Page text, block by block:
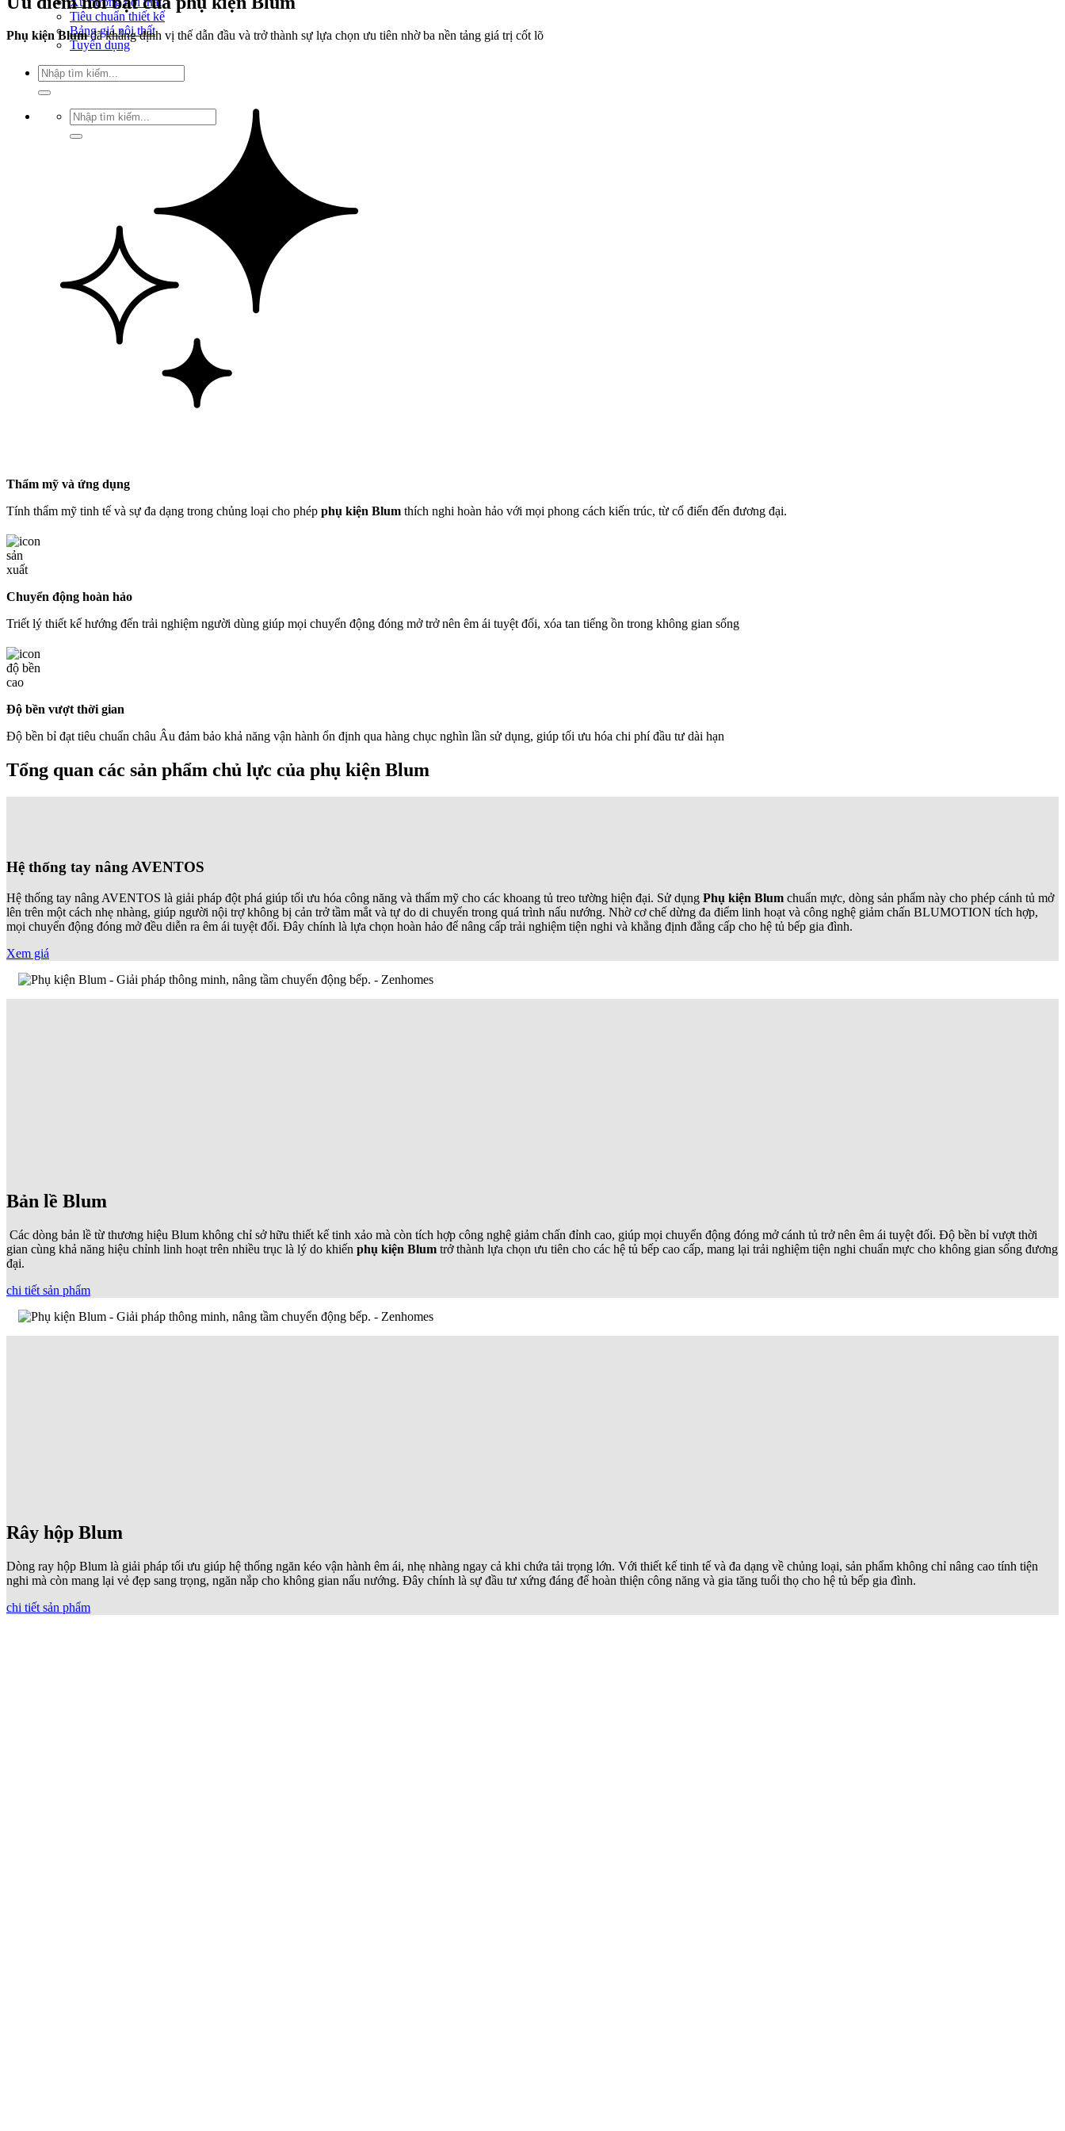
Tiêu chuẩn thiết kế
Bảng giá nội thất
Tuyển dụng
Tìm
kiếm:
Tìm
kiếm:
Phụ kiện Blumđã khẳng định vị thế dẫn đầu và trở thành sự lựa chọn ưu tiên nhờ ba nền tảng giá trị cốt lõ
Thẩm mỹ và ứng dụng
Tính thẩm mỹ tinh tế và sự đa dạng trong chủng loại cho phép phụ kiện Blum thích nghi hoàn hảo với mọi phong cách kiến trúc, từ cổ điển đến đương đại.
Chuyển động hoàn hảo
Triết lý thiết kế hướng đến trải nghiệm người dùng giúp mọi chuyển động đóng mở trở nên êm ái tuyệt đối, xóa tan tiếng ồn trong không gian sống
Độ bền vượt thời gian
Độ bền bỉ đạt tiêu chuẩn châu Âu đảm bảo khả năng vận hành ổn định qua hàng chục nghìn lần sử dụng, giúp tối ưu hóa chi phí đầu tư dài hạn
Tổng quan các sản phẩm chủ lực của phụ kiện Blum
Hệ thống tay nâng AVENTOS
Hệ thống tay nâng AVENTOS là giải pháp đột phá giúp tối ưu hóa công năng và thẩm mỹ cho các khoang tủ treo tường hiện đại. Sử dụng Phụ kiện Blum chuẩn mực, dòng sản phẩm này cho phép cánh tủ mở
lên trên một cách nhẹ nhàng, giúp người nội trợ không bị cản trở tầm mắt và tự do di chuyển trong quá trình nấu nướng. Nhờ cơ chế dừng đa điểm linh hoạt và công nghệ giảm chấn BLUMOTION tích hợp,
mọi chuyển động đóng mở đều diễn ra êm ái tuyệt đối. Đây chính là lựa chọn hoàn hảo để nâng cấp trải nghiệm tiện nghi và khẳng định đẳng cấp cho hệ tủ bếp gia đình.
Xem giá
Bản lề Blum
Các dòng bản lề từ thương hiệu Blum không chỉ sở hữu thiết kế tinh xảo mà còn tích hợp công nghệ giảm chấn đỉnh cao, giúp mọi chuyển động đóng mở cánh tủ trở nên êm ái tuyệt đối. Độ bền bỉ vượt thời
gian cùng khả năng hiệu chỉnh linh hoạt trên nhiều trục là lý do khiến phụ kiện Blum trở thành lựa chọn ưu tiên cho các hệ tủ bếp cao cấp, mang lại trải nghiệm tiện nghi chuẩn mực cho không gian sống đương
đại.
chi tiết sản phẩm
Rây hộp Blum
Dòng ray hộp Blum là giải pháp tối ưu giúp hệ thống ngăn kéo vận hành êm ái, nhẹ nhàng ngay cả khi chứa tải trọng lớn. Với thiết kế tinh tế và đa dạng về chủng loại, sản phẩm không chỉ nâng cao tính tiện
nghi mà còn mang lại vẻ đẹp sang trọng, ngăn nắp cho không gian nấu nướng. Đây chính là sự đầu tư xứng đáng để hoàn thiện công năng và gia tăng tuổi thọ cho hệ tủ bếp gia đình.
chi tiết sản phẩm